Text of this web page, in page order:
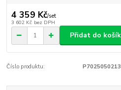
4 359 Kč/set
3 602 Kč bez DPH
Přidat do
Číslo produktu: